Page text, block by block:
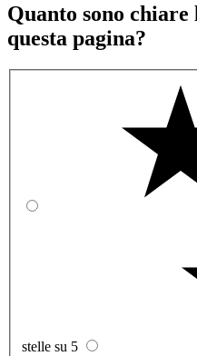
Quanto sono
questa pagina?
stelle su 5